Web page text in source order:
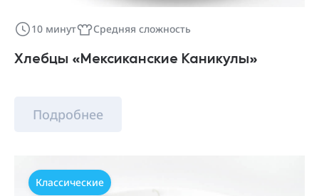
10 минут Средняя сложность
Хлебцы «Мексиканские Каникулы»
Подробнее
Классические